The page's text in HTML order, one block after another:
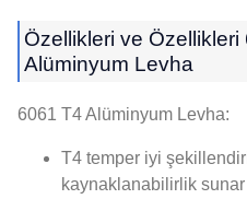
Özellikleri ve
Alüminyum Levha
6061 T4 Alüminyum Levha:
T4 temper iyi
kaynaklanabilirlik